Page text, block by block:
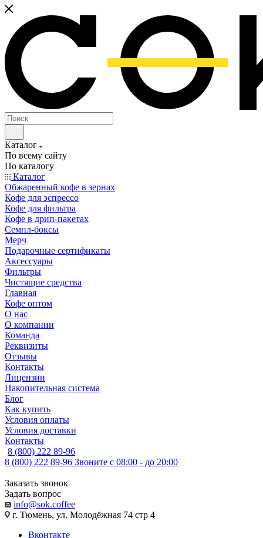
Каталог
По всему сайту
По каталогу
Каталог
Обжаренный кофе в зернах
Кофе для эспрессо
Кофе для фильтра
Кофе в дрип-пакетах
Семпл-боксы
Мерч
Подарочные сертификаты
Аксессуары
Фильтры
Чистящие средства
Главная
Кофе оптом
О нас
О компании
Команда
Реквизиты
Отзывы
Контакты
Лицензии
Накопительная система
Блог
Как купить
Условия оплаты
Условия доставки
Контакты
8 (800) 222 89-96
8 (800) 222 89-96 Звоните с 08:00 - до 20:00
Заказать звонок
Задать вопрос
info@sok.coffee
г. Тюмень, ул. Молодёжная 74 стр 4
Вконтакте